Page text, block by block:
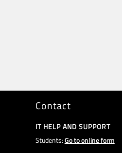
Contact
IT HELP AND SUPPORT
Students:Go to online form